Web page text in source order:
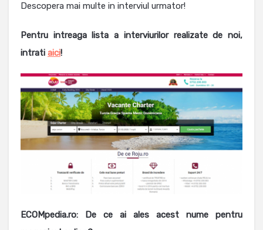
Descopera mai multe in interviul urmator!
Pentru intreaga lista a interviurilor realizate de noi,
intrati aici!
ECOMpedia.ro: De ce ai ales acest nume pentru